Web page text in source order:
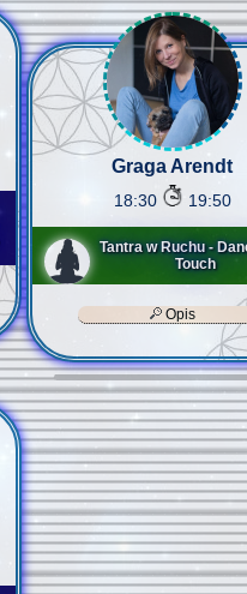
Graga Arendt
18:30 19:50
Tantra w Ruchu -
Touch
Opis